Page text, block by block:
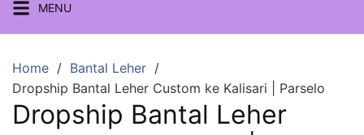
MENU
Home
Bantal Leher
Dropship Bantal Leher Custom ke Kalisari | Parselo
Dropship Bantal Leher